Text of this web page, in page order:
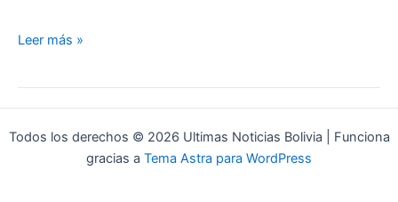
Leer más »
Todos los derechos © 2026 Ultimas Noticias Bolivia | Funciona
gracias a Tema Astra para WordPress